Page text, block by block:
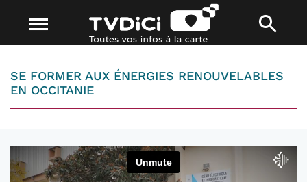
SE FORMER AUX ÉNERGIES RENOUVELABLES
EN OCCITANIE